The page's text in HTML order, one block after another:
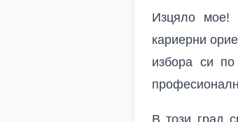
Изцяло мое!
кариерни
избора си
В този град